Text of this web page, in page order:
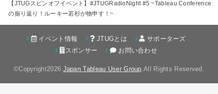
【JTUGスピンオフイベント】#JTUGRadioNight #5 ~Tableau Conference
の振り返り！ルーキー若杉が物申す！~
イベント情報 JTUGとは
サポーターズ
スポンサー
お問い合わせ
©Copyright2026 Japan Tableau User Group .All Rights Reserved.